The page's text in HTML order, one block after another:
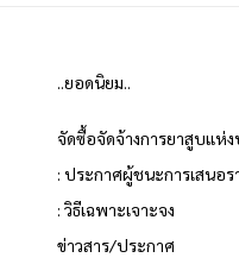
..ยอดนิยม..
จัดซื้อจัดจ้างการยาสูบแห่
: ประกาศผู้ชนะการเสนอร
: วิธีเฉพาะเจาะจง
ข่าวสาร/ประกาศ